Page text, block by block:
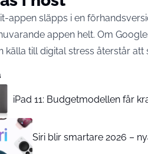
appen släpps i en
appen helt. Om
källa till digital stress återstår att
iPad 11: Budgetmodellen får
Siri blir smartare 2026 –